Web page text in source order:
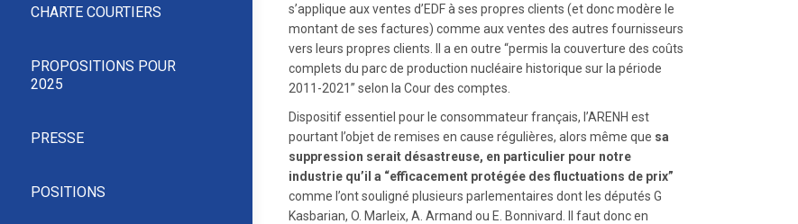
CHARTE COURTIERS
PROPOSITIONS POUR
2025
PRESSE
POSITIONS
s’applique aux ventes d’EDF à ses propres clients (et donc modère le
montant de ses factures) comme aux ventes des autres fournisseurs
vers leurs propres clients. Il a en outre “permis la couverture des coûts
complets du parc de production nucléaire historique sur la période
2011-2021” selon la Cour des comptes.
Dispositif essentiel pour le consommateur français, l’ARENH est
pourtant l’objet de remises en cause régulières, alors même que sa
suppression serait désastreuse, en particulier pour notre
industrie qu’il a “efficacement protégée des fluctuations de prix”
comme l’ont souligné plusieurs parlementaires dont les députés G
Kasbarian, O. Marleix, A. Armand ou E. Bonnivard. Il faut donc en